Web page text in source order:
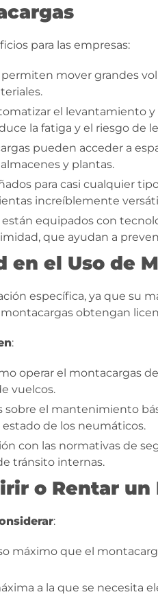
para las empresas:
permiten mover grandes
el levantamiento
la fatiga y el riesgo de
pueden acceder a
y plantas.
para casi cualquier
increíblemente
equipados con
que ayudan a
en el Uso de
específica, ya que su
obtengan
:
operar el montacargas
vuelcos.
sobre el mantenimiento
de los neumáticos.
con las normativas de
tránsito internas.
o Rentar un
:
máximo que el
a la que se necesita